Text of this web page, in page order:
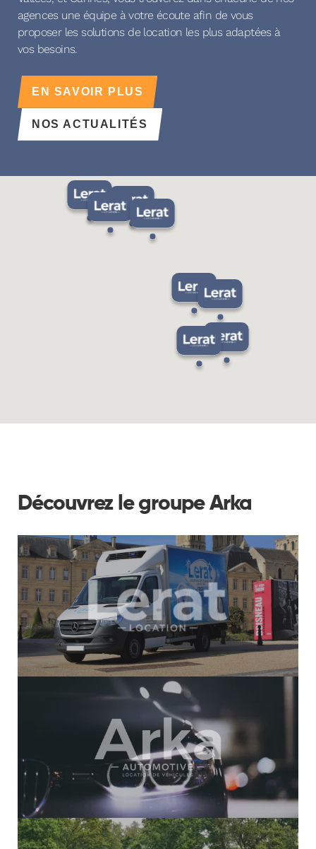
agences une équipe à votre écoute afin de vous
proposer les solutions de location les plus adaptées à
vos besoins.
EN SAVOIR PLUS
NOS ACTUALITÉS
Découvrez le groupe Arka